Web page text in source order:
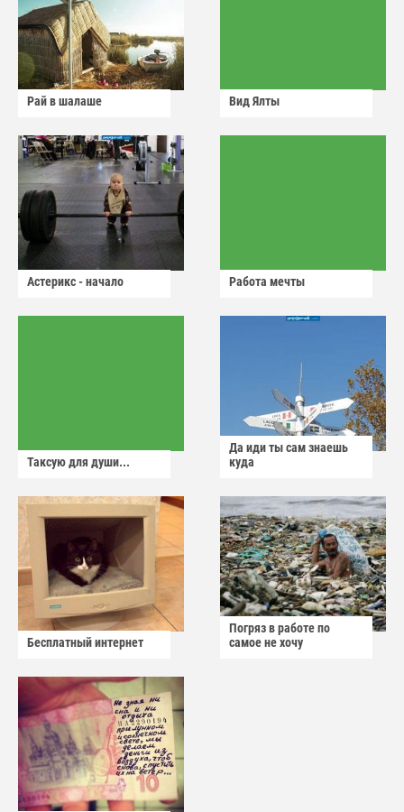
Рай в шалаше Вид Ялты
Астерикс - начало Работа мечты
Таксую для души...
Да иди ты сам знаешь
куда
Бесплатный интернет
Погряз в работе по
самое не хочу